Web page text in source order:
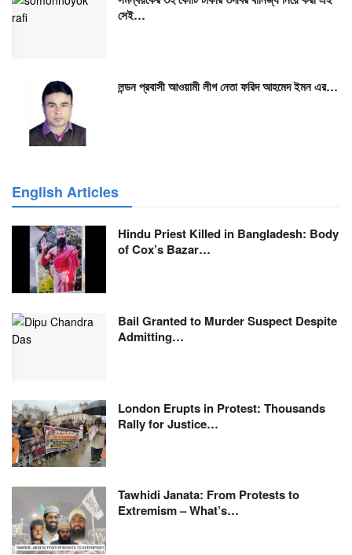
সেই…
লন্ডন প্রবাসী আওয়ামী লীগ নেতা ফরিদ আহমেদ ইমন এর…
English Articles
Hindu Priest Killed in Bangladesh: Body
of Cox’s Bazar…
Bail Granted to Murder Suspect Despite
Admitting…
London Erupts in Protest: Thousands
Rally for Justice…
Tawhidi Janata: From Protests to
Extremism – What’s…